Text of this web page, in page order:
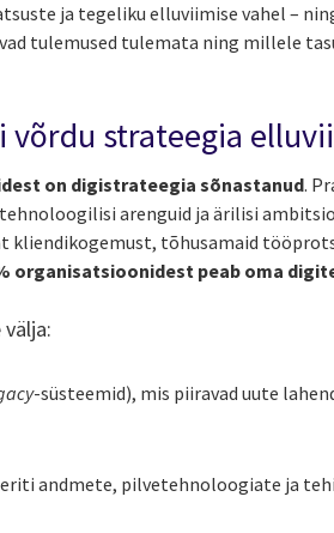
ja tegeliku elluviimise vahel –
tulemused tulemata ning millele
võrdu strateegia
on digistrateegia sõnastanud.
arenguid ja ärilisi
kliendikogemust, tõhusamaid
organisatsioonidest peab oma
-süsteemid), mis piiravad uute
andmete, pilvetehnoloogiate ja